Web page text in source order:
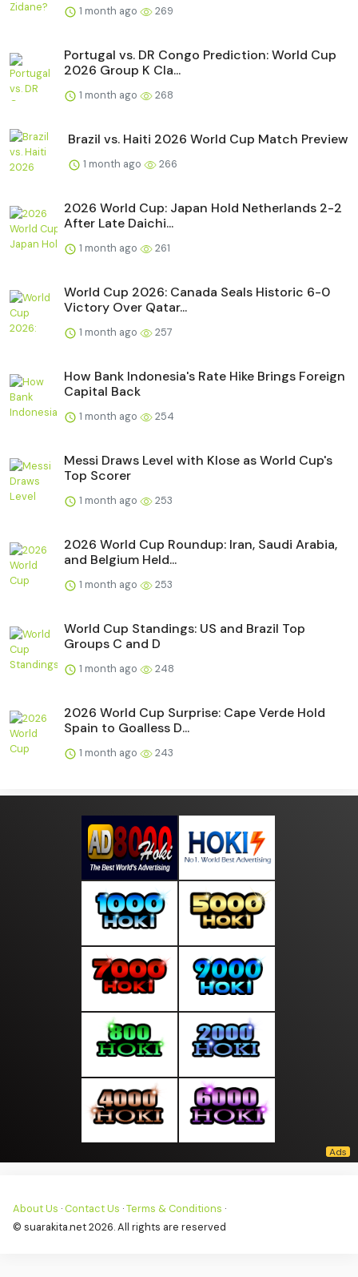
1 month ago 269
Portugal vs. DR Congo Prediction: World Cup
2026 Group K Cla...
1 month ago 268
Brazil vs. Haiti 2026 World Cup Match Preview
1 month ago 266
2026 World Cup: Japan Hold Netherlands 2-2
After Late Daichi...
1 month ago 261
World Cup 2026: Canada Seals Historic 6-0
Victory Over Qatar...
1 month ago 257
How Bank Indonesia's Rate Hike Brings Foreign
Capital Back
1 month ago 254
Messi Draws Level with Klose as World Cup's
Top Scorer
1 month ago 253
2026 World Cup Roundup: Iran, Saudi Arabia,
and Belgium Held...
1 month ago 253
World Cup Standings: US and Brazil Top
Groups C and D
1 month ago 248
2026 World Cup Surprise: Cape Verde Hold
Spain to Goalless D...
1 month ago 243
About Us ·Contact Us ·Terms & Conditions ·
© suarakita.net 2026. All rights are reserved